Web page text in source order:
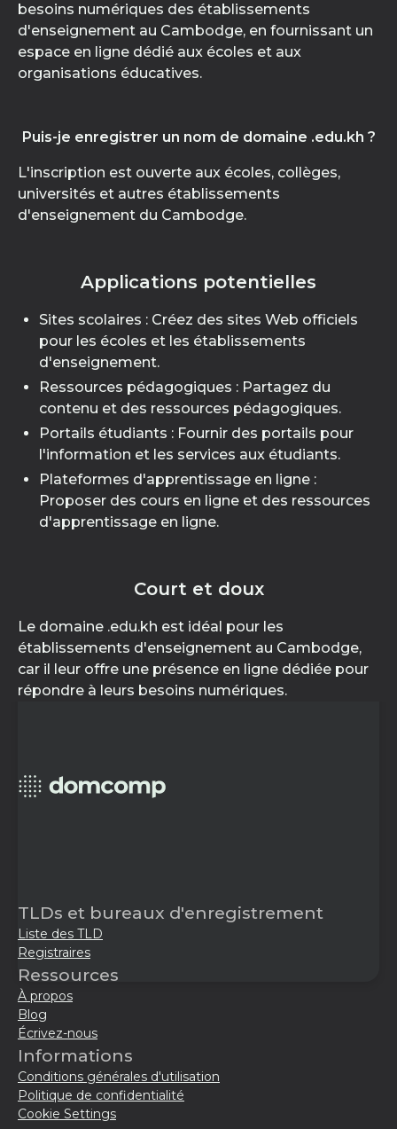
besoins numériques des établissements
d'enseignement au Cambodge, en fournissant un
espace en ligne dédié aux écoles et aux
organisations éducatives.
Puis-je enregistrer un nom de domaine .edu.kh ?
L'inscription est ouverte aux écoles, collèges,
universités et autres établissements
d'enseignement du Cambodge.
Applications potentielles
Sites scolaires : Créez des sites Web officiels
pour les écoles et les établissements
d'enseignement.
Ressources pédagogiques : Partagez du
contenu et des ressources pédagogiques.
Portails étudiants : Fournir des portails pour
l'information et les services aux étudiants.
Plateformes d'apprentissage en ligne :
Proposer des cours en ligne et des ressources
d'apprentissage en ligne.
Court et doux
Le domaine .edu.kh est idéal pour les
établissements d'enseignement au Cambodge,
car il leur offre une présence en ligne dédiée pour
répondre à leurs besoins numériques.
TLDs et bureaux d'enregistrement
Liste des TLD
Registraires
Ressources
À propos
Blog
Écrivez-nous
Informations
Conditions générales d'utilisation
Politique de confidentialité
Cookie Settings